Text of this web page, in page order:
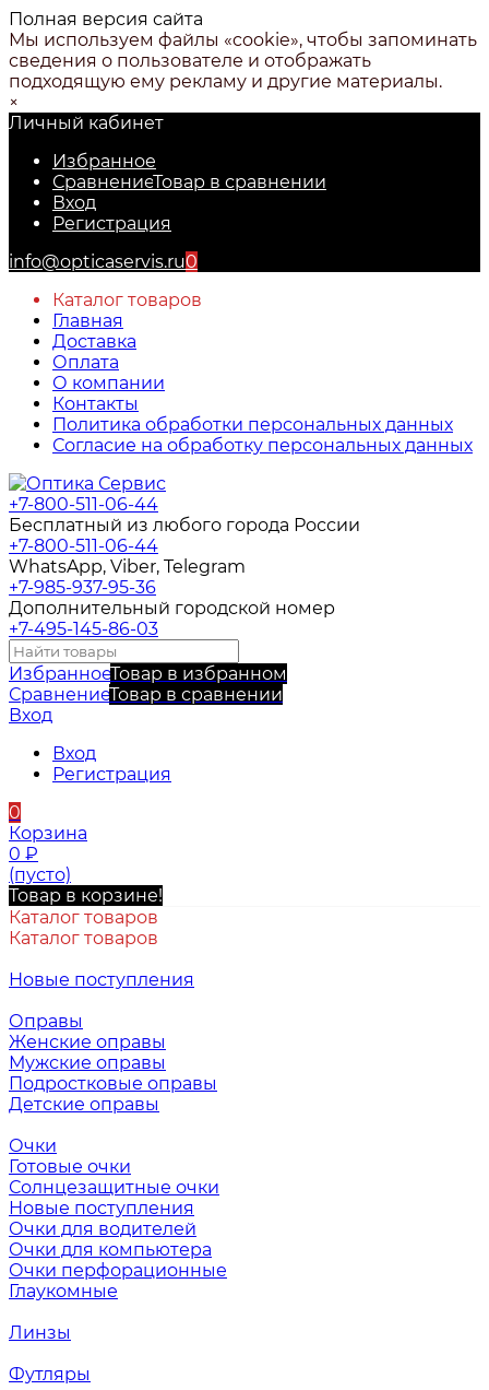
Полная версия сайта
Мы используем файлы «cookie», чтобы запоминать
сведения о пользователе и отображать
подходящую ему рекламу и другие материалы.
×
Личный кабинет
Избранное
СравнениеТовар в сравнении
Вход
Регистрация
info@opticaservis.ru0
Каталог товаров
Главная
Доставка
Оплата
О компании
Контакты
Политика обработки персональных данных
Согласие на обработку персональных данных
+7-800-511-06-44
Бесплатный из любого города России
+7-800-511-06-44
WhatsApp, Viber, Telegram
+7-985-937-95-36
Дополнительный городской номер
+7-495-145-86-03
ИзбранноеТовар в избранном
СравнениеТовар в сравнении
Вход
Вход
Регистрация
0
Корзина
0 ₽
(пусто)
Товар в корзине!
Каталог товаров
Каталог товаров
Новые поступления
Оправы
Женские оправы
Мужские оправы
Подростковые оправы
Детские оправы
Очки
Готовые очки
Солнцезащитные очки
Новые поступления
Очки для водителей
Очки для компьютера
Очки перфорационные
Глаукомные
Линзы
Футляры